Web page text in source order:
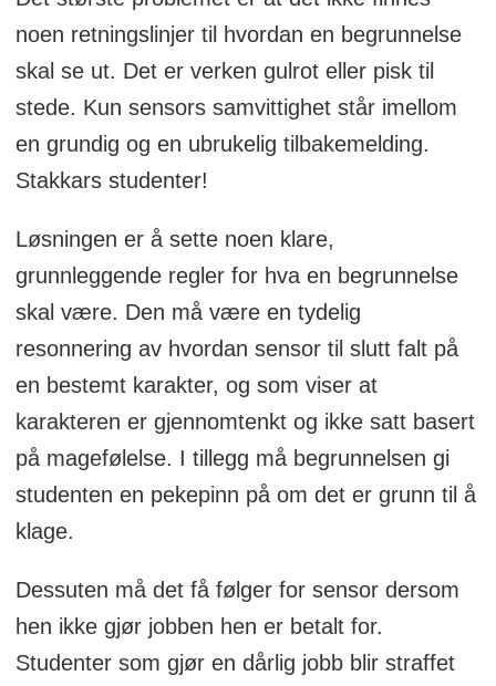
noen retningslinjer til hvordan en begrunnelse
skal se ut. Det er verken gulrot eller pisk til
stede. Kun sensors samvittighet står imellom
en grundig og en ubrukelig tilbakemelding.
Stakkars studenter!
Løsningen er å sette noen klare,
grunnleggende regler for hva en begrunnelse
skal være. Den må være en tydelig
resonnering av hvordan sensor til slutt falt på
en bestemt karakter, og som viser at
karakteren er gjennomtenkt og ikke satt basert
på magefølelse. I tillegg må begrunnelsen gi
studenten en pekepinn på om det er grunn til å
klage.
Dessuten må det få følger for sensor dersom
hen ikke gjør jobben hen er betalt for.
Studenter som gjør en dårlig jobb blir straffet